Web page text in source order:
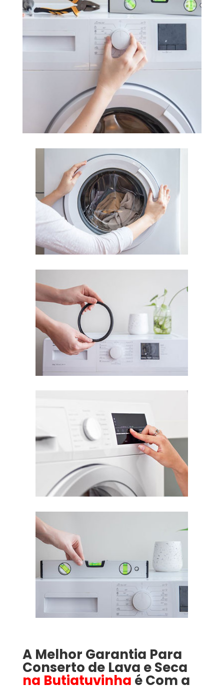
A Melhor Garantia Para
Conserto de Lava e Seca
na Butiatuvinha é Com a